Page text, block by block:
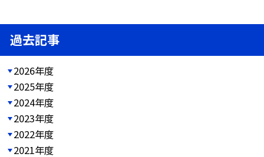
過去記事
2026年度
2025年度
2024年度
2023年度
2022年度
2021年度